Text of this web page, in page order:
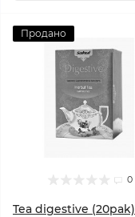
Продано
0
Tea digestive (20pak)